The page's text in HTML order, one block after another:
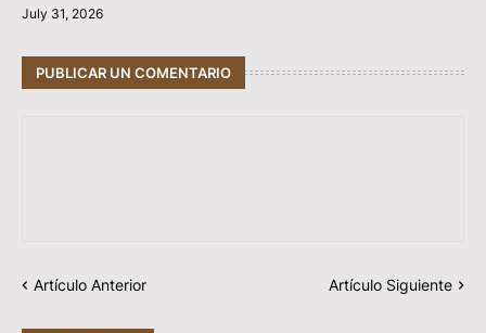
July 31, 2026
PUBLICAR UN COMENTARIO
Artículo Anterior Artículo Siguiente